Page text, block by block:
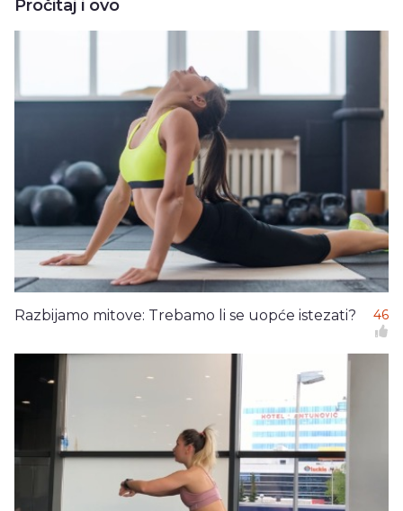
Pročitaj i ovo
Razbijamo mitove: Trebamo li se uopće istezati? 46